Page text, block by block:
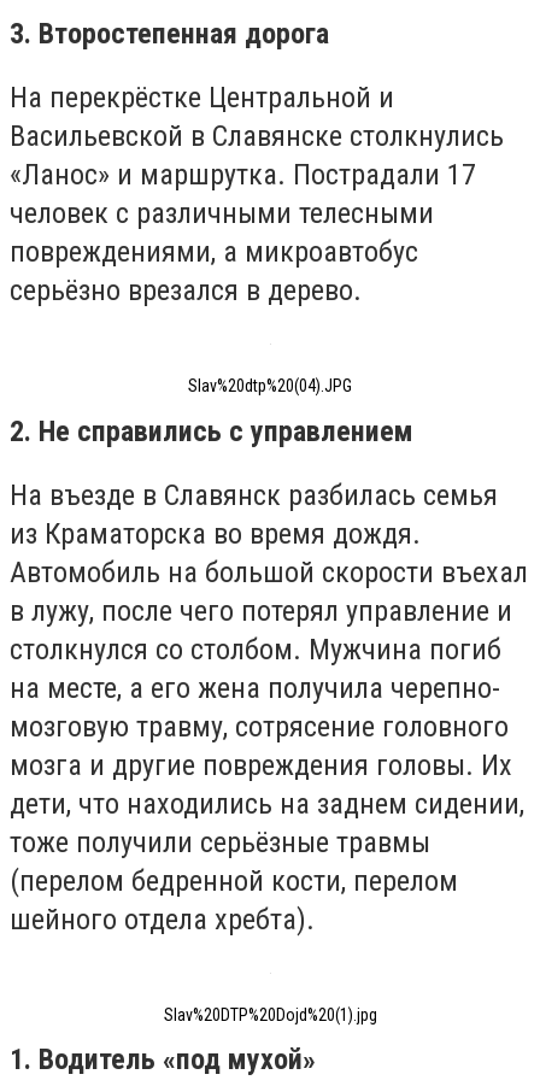
3. Второстепенная дорога
На перекрёстке Центральной и
Васильевской в Славянске столкнулись
«Ланос» и маршрутка. Пострадали 17
человек с различными телесными
повреждениями, а микроавтобус
серьёзно врезался в дерево.
Slav%20dtp%20(04).JPG
2. Не справились с управлением
На въезде в Славянск разбилась семья
из Краматорска во время дождя.
Автомобиль на большой скорости въехал
в лужу, после чего потерял управление и
столкнулся со столбом. Мужчина погиб
на месте, а его жена получила черепно-
мозговую травму, сотрясение головного
мозга и другие повреждения головы. Их
дети, что находились на заднем сидении,
тоже получили серьёзные травмы
(перелом бедренной кости, перелом
шейного отдела хребта).
Slav%20DTP%20Dojd%20(1).jpg
1. Водитель «под мухой»